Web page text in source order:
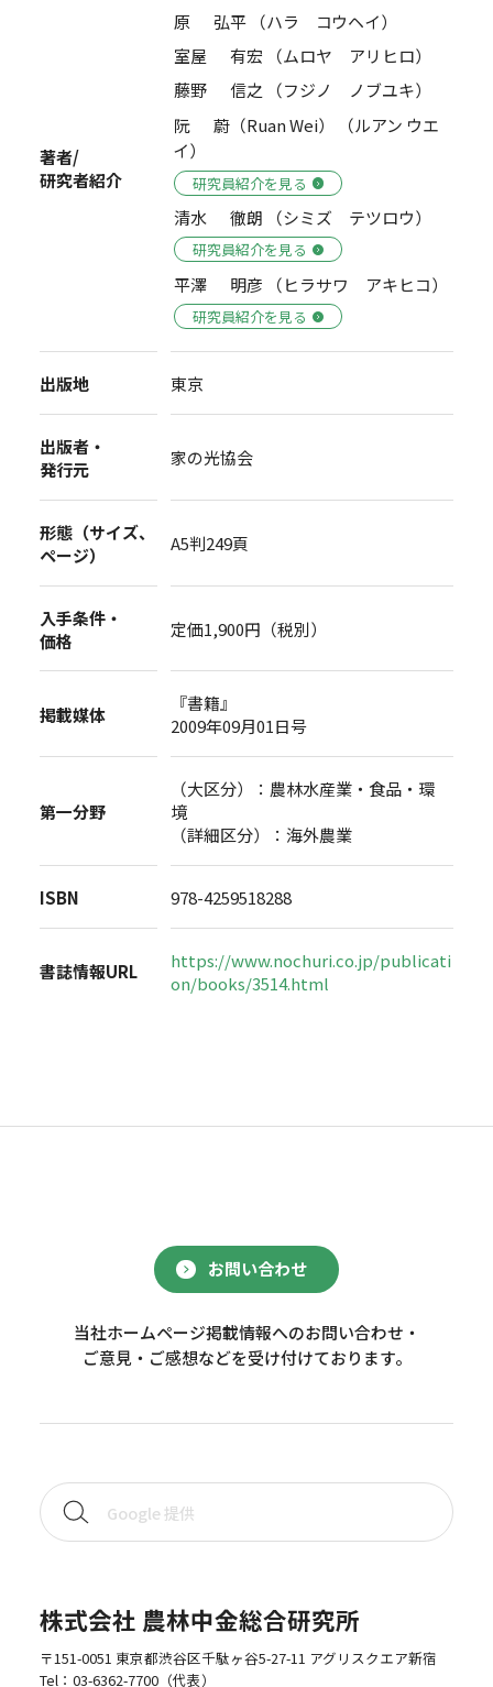
著者/
研究者紹介
原 弘平 （ハラ コウヘイ）
室屋 有宏 （ムロヤ アリヒロ）
藤野 信之 （フジノ ノブユキ）
阮 蔚（Ruan Wei） （ルアン ウエ
イ）
研究員紹介を見る
清水 徹朗 （シミズ テツロウ）
研究員紹介を見る
平澤 明彦 （ヒラサワ アキヒコ）
研究員紹介を見る
出版地 東京
出版者・
発行元
家の光協会
形態（サイズ、
ページ）
A5判249頁
入手条件・
価格
定価1,900円（税別）
掲載媒体
『書籍』
2009年09月01日号
第一分野
（大区分）：農林水産業・食品・環
境
（詳細区分）：海外農業
ISBN 978-4259518288
書誌情報URL
https://www.nochuri.co.jp/publicati
on/books/3514.html
お問い合わせ
当社ホームページ掲載情報へのお問い合わせ・
ご意見・ご感想などを受け付けております。
株式会社 農林中金総合研究所
〒151-0051 東京都渋谷区千駄ヶ谷5-27-11 アグリスクエア新宿
Tel： 03-6362-7700（代表）